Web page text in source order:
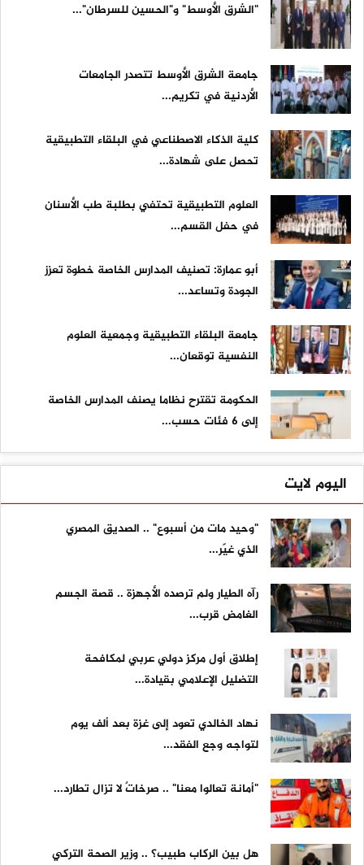
"الشرق الأوسط" و"الحسين للسرطان"...
جامعة الشرق الأوسط تتصدر الجامعات
الأردنية في تكريم...
كلية الذكاء الاصطناعي في البلقاء التطبيقية
تحصل على شهادة...
العلوم التطبيقية تحتفي بطلبة طب الأسنان
في حفل القسم...
أبو عمارة: تصنيف المدارس الخاصة خطوة تعزز
الجودة وتساعد...
جامعة البلقاء التطبيقية وجمعية العلوم
النفسية توقعان...
الحكومة تقترح نظاما يصنف المدارس الخاصة
إلى 6 فئات حسب...
اليوم لايت
"وحيد مات من أسبوع" .. الصديق المصري
الذي غيّر...
رآه الطيار ولم ترصده الأجهزة .. قصة الجسم
الغامض قرب...
إطلاق أول مركز دولي عربي لمكافحة
التضليل الإعلامي بقيادة...
نهاد الخالدي تعود إلى غزة بعد ألف يوم
لتواجه وجع الفقد...
"أمانة تعالوا معنا" .. صرخاتٌ لا تزال تطارد...
هل بين الركاب طبيب؟ .. وزير الصحة التركي